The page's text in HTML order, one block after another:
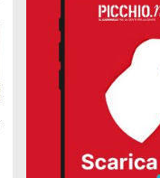
Eclissi di Sole e
stelle cadenti: il 12
agosto il cielo